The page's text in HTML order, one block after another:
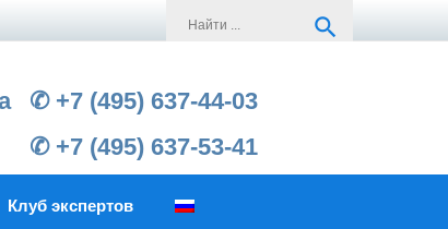
search
✆ +7 (495) 637-44-03
✆ +7 (495) 637-53-41
Клуб экспертов